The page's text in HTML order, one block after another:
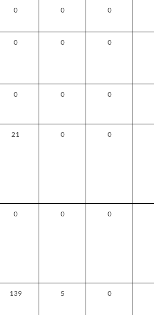
0 0 0
0 0 0
0 0 0
21 0 0
0 0 0
139 5 0